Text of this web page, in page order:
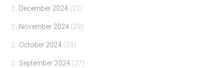
December 2024 (21)
November 2024 (29)
October 2024 (39)
September 2024 (27)